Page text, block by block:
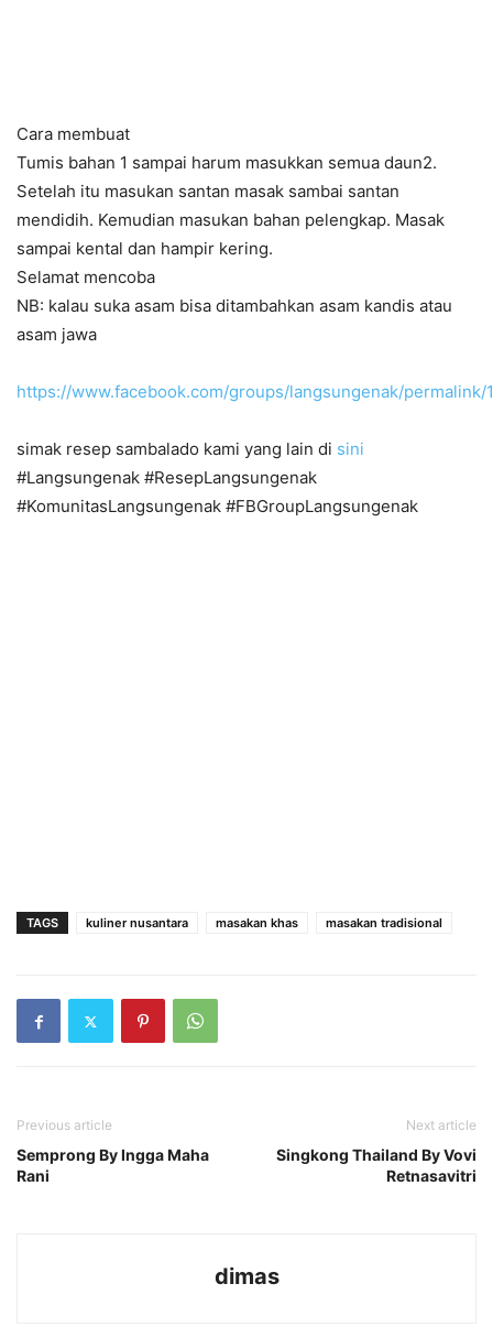
Cara membuat
Tumis bahan 1 sampai harum masukkan semua daun2.
Setelah itu masukan santan masak sambai santan
mendidih. Kemudian masukan bahan pelengkap. Masak
sampai kental dan hampir kering.
Selamat mencoba
NB: kalau suka asam bisa ditambahkan asam kandis atau
asam jawa
https://www.facebook.com/groups/langsungenak/permalink/
simak resep sambalado kami yang lain di sini
#Langsungenak #ResepLangsungenak
#KomunitasLangsungenak #FBGroupLangsungenak
TAGS kuliner nusantara masakan khas masakan tradisional
Previous article
Semprong By Ingga Maha
Rani
Next article
Singkong Thailand By Vovi
Retnasavitri
dimas